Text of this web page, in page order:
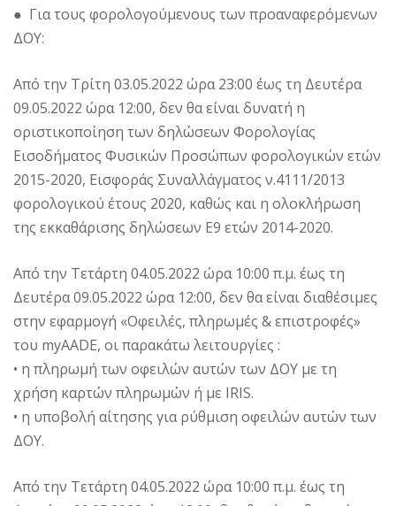
● Για τους φορολογούμενους των προαναφερόμενων
ΔΟΥ:
Από την Τρίτη 03.05.2022 ώρα 23:00 έως τη Δευτέρα
09.05.2022 ώρα 12:00, δεν θα είναι δυνατή η
οριστικοποίηση των δηλώσεων Φορολογίας
Εισοδήματος Φυσικών Προσώπων φορολογικών ετών
2015-2020, Εισφοράς Συναλλάγματος ν.4111/2013
φορολογικού έτους 2020, καθώς και η ολοκλήρωση
της εκκαθάρισης δηλώσεων Ε9 ετών 2014-2020.
Από την Τετάρτη 04.05.2022 ώρα 10:00 π.μ. έως τη
Δευτέρα 09.05.2022 ώρα 12:00, δεν θα είναι διαθέσιμες
στην εφαρμογή «Οφειλές, πληρωμές & επιστροφές»
του myAADE, οι παρακάτω λειτουργίες :
• η πληρωμή των οφειλών αυτών των ΔΟΥ με τη
χρήση καρτών πληρωμών ή με IRIS.
• η υποβολή αίτησης για ρύθμιση οφειλών αυτών των
ΔΟΥ.
Από την Τετάρτη 04.05.2022 ώρα 10:00 π.μ. έως τη